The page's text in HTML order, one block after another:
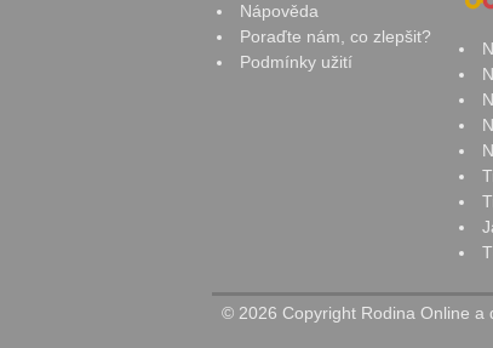
Nápověda
Poraďte nám, co zlepšit?
Podmínky užití
© 2026 Copyright Rodina Online a